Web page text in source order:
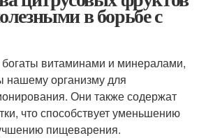
в борьбе с
витаминами и минералами,
нашему организму для
Они также содержат
что способствует уменьшению
пищеварения.